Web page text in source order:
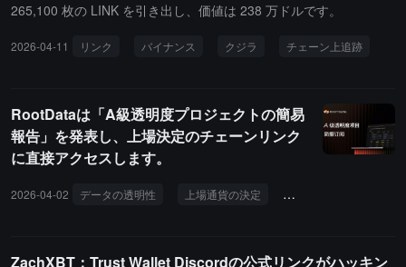
265,100 枚の LINK を引き出し、価値は 238 万ドルです。
2026-04-11 リンク バイナンス クジラ チェーン上追跡
RootDataは「A級透明度プロジェクトの簡易
報告」を発表し、上場決定のチェーンリンク
に直接アクセスします。
2026-04-02 データの透明性 上場通貨の決定 情報開示
ZachXBT：Trust Wallet Discordの公式リンクがハッキン